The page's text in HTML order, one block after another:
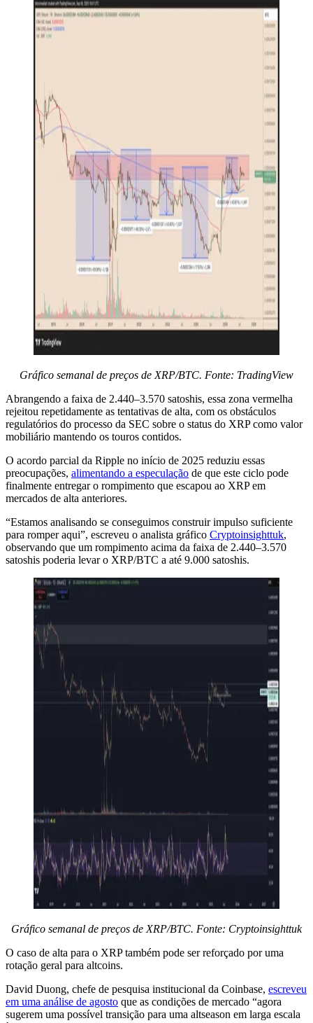
Gráfico semanal de preços de XRP/BTC. Fonte: TradingView
Abrangendo a faixa de 2.440–3.570 satoshis, essa zona vermelha
rejeitou repetidamente as tentativas de alta, com os obstáculos
regulatórios do processo da SEC sobre o status do XRP como valor
mobiliário mantendo os touros contidos.
O acordo parcial da Ripple no início de 2025 reduziu essas
preocupações, alimentando a especulação de que este ciclo pode
finalmente entregar o rompimento que escapou ao XRP em
mercados de alta anteriores.
“Estamos analisando se conseguimos construir impulso suficiente
para romper aqui”, escreveu o analista gráfico Cryptoinsighttuk,
observando que um rompimento acima da faixa de 2.440–3.570
satoshis poderia levar o XRP/BTC a até 9.000 satoshis.
Gráfico semanal de preços de XRP/BTC. Fonte: Cryptoinsighttuk
O caso de alta para o XRP também pode ser reforçado por uma
rotação geral para altcoins.
David Duong, chefe de pesquisa institucional da Coinbase, escreveu
em uma análise de agosto que as condições de mercado “agora
sugerem uma possível transição para uma altseason em larga escala